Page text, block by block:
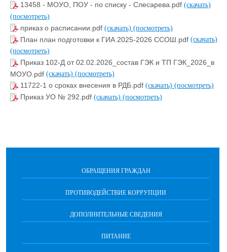
13458 - МОУО, ПОУ - по списку - Слесарева.pdf (скачать)
(посмотреть)
приказ о расписании.pdf (скачать) (посмотреть)
План план подготовки к ГИА 2025-2026 ССОШ.pdf (скачать)
(посмотреть)
Приказ 102-Д от 02.02.2026_состав ГЭК и ТП ГЭК_2026_в
МОУО.pdf (скачать) (посмотреть)
11722-1 о сроках внесения в РДБ.pdf (скачать) (посмотреть)
Приказ УО № 292.pdf (скачать) (посмотреть)
ОБРАЩЕНИЯ ГРАЖДАН
ПРОТИВОДЕЙСТВИЕ КОРРУПЦИИ
ДОПОЛНИТЕЛЬНЫЕ СВЕДЕНИЯ
ПИТАНИЕ